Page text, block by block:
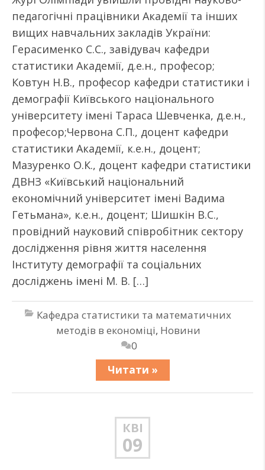
педагогічні працівники Академії та інших
вищих навчальних закладів України:
Герасименко С.С., завідувач кафедри
статистики Академії, д.е.н., професор;
Ковтун Н.В., професор кафедри статистики і
демографії Київського національного
університету імені Тараса Шевченка, д.е.н.,
професор;Червона С.П., доцент кафедри
статистики Академії, к.е.н., доцент;
Мазуренко О.К., доцент кафедри статистики
ДВНЗ «Київський національний
економічний університет імені Вадима
Гетьмана», к.е.н., доцент; Шишкін В.С.,
провідний науковий співробітник сектору
дослідження рівня життя населення
Інституту демографії та соціальних
досліджень імені М. В. […]
Кафедра статистики та математичних
методів в економіці, Новини
0
Читати »
КВІ
09